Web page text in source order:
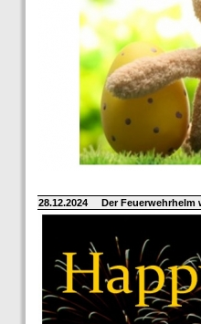
28.12.2024 Der